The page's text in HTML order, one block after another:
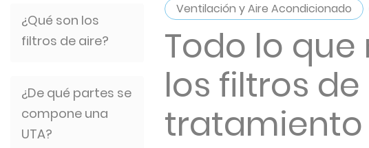
¿Qué son los
filtros de aire?
¿De qué partes se
compone una
UTA?
Ventilación y Aire Acondicionado
Todo lo
los filtros
tratamiento